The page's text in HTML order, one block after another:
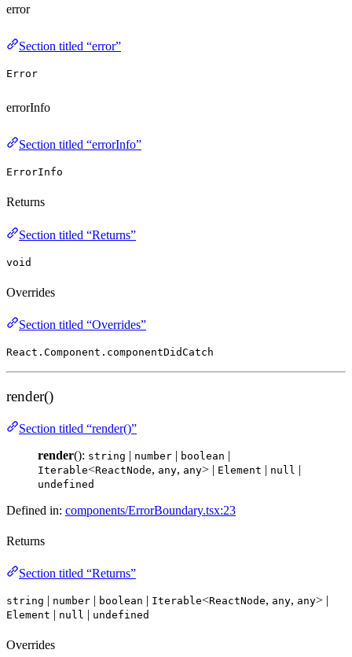
error
Section titled “error”
Error
errorInfo
Section titled “errorInfo”
ErrorInfo
Returns
Section titled “Returns”
void
Overrides
Section titled “Overrides”
React.Component.componentDidCatch
render()
Section titled “render()”
render(): string | number | boolean |
Iterable<ReactNode, any, any> | Element | null |
undefined
Defined in: components/ErrorBoundary.tsx:23
Returns
Section titled “Returns”
string | number | boolean | Iterable<ReactNode, any, any> |
Element | null | undefined
Overrides